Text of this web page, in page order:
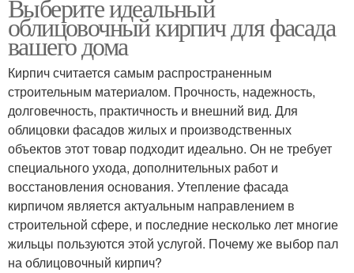
Выберите идеальный
облицовочный кирпич для фасада
вашего дома
Кирпич считается самым распространенным
строительным материалом. Прочность, надежность,
долговечность, практичность и внешний вид. Для
облицовки фасадов жилых и производственных
объектов этот товар подходит идеально. Он не требует
специального ухода, дополнительных работ и
восстановления основания. Утепление фасада
кирпичом является актуальным направлением в
строительной сфере, и последние несколько лет многие
жильцы пользуются этой услугой. Почему же выбор пал
на облицовочный кирпич?